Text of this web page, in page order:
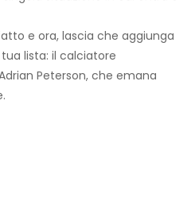
e ora, lascia che aggiunga
lista: il calciatore
Peterson, che emana